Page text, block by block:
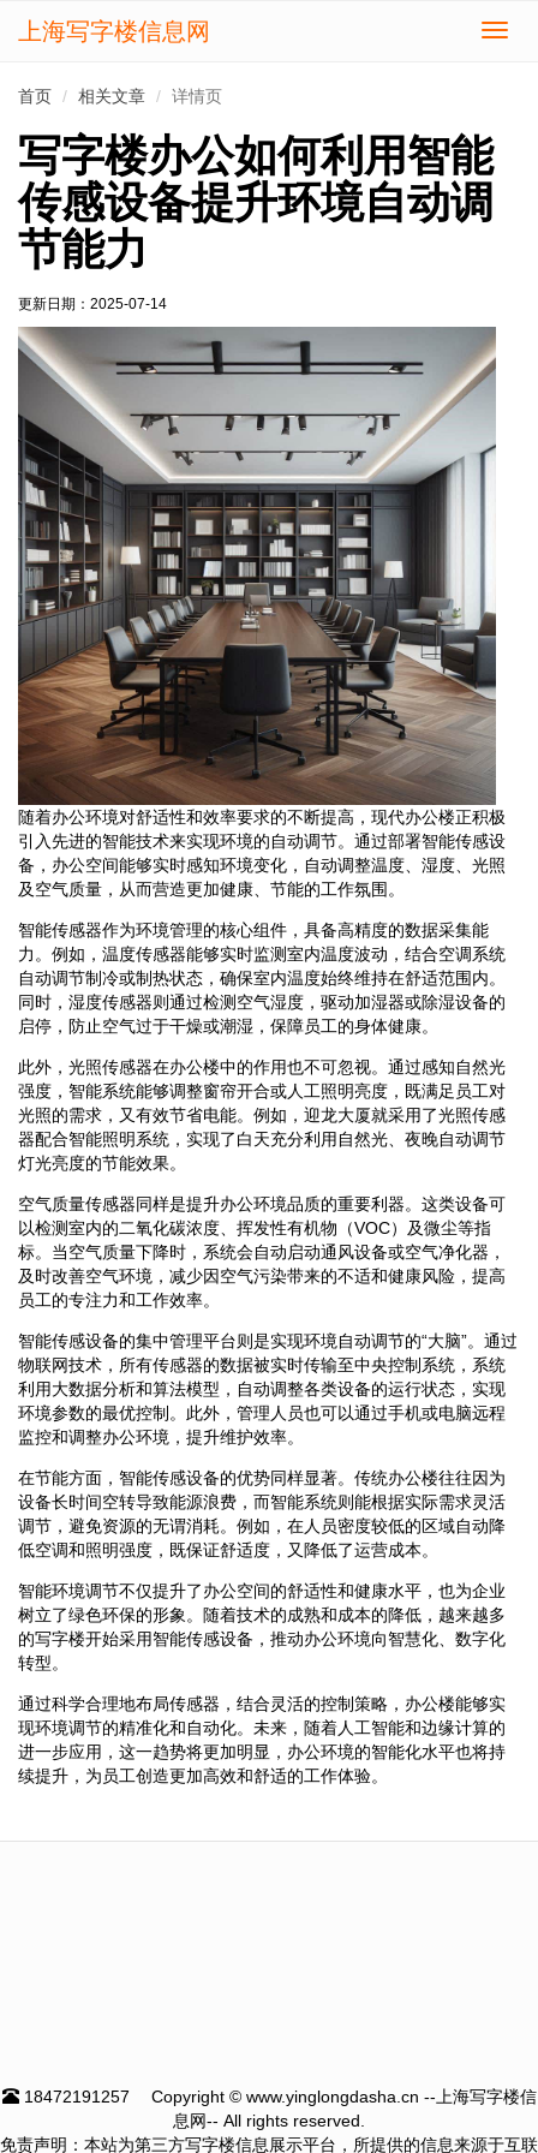
切
上海写字楼信息网
首页 相关文章 详情页
写字楼办公如何利用智能
传感设备提升环境自动调
节能力
更新日期： 2025-07-14
随着办公环境对舒适性和效率要求的不断提高，现代办公楼正积极
引入先进的智能技术来实现环境的自动调节。通过部署智能传感设
备，办公空间能够实时感知环境变化，自动调整温度、湿度、光照
及空气质量，从而营造更加健康、节能的工作氛围。
智能传感器作为环境管理的核心组件，具备高精度的数据采集能
力。例如，温度传感器能够实时监测室内温度波动，结合空调系统
自动调节制冷或制热状态，确保室内温度始终维持在舒适范围内。
同时，湿度传感器则通过检测空气湿度，驱动加湿器或除湿设备的
启停，防止空气过于干燥或潮湿，保障员工的身体健康。
此外，光照传感器在办公楼中的作用也不可忽视。通过感知自然光
强度，智能系统能够调整窗帘开合或人工照明亮度，既满足员工对
光照的需求，又有效节省电能。例如，迎龙大厦就采用了光照传感
器配合智能照明系统，实现了白天充分利用自然光、夜晚自动调节
灯光亮度的节能效果。
空气质量传感器同样是提升办公环境品质的重要利器。这类设备可
以检测室内的二氧化碳浓度、挥发性有机物（VOC）及微尘等指
标。当空气质量下降时，系统会自动启动通风设备或空气净化器，
及时改善空气环境，减少因空气污染带来的不适和健康风险，提高
员工的专注力和工作效率。
智能传感设备的集中管理平台则是实现环境自动调节的“大脑”。通过
物联网技术，所有传感器的数据被实时传输至中央控制系统，系统
利用大数据分析和算法模型，自动调整各类设备的运行状态，实现
环境参数的最优控制。此外，管理人员也可以通过手机或电脑远程
监控和调整办公环境，提升维护效率。
在节能方面，智能传感设备的优势同样显著。传统办公楼往往因为
设备长时间空转导致能源浪费，而智能系统则能根据实际需求灵活
调节，避免资源的无谓消耗。例如，在人员密度较低的区域自动降
低空调和照明强度，既保证舒适度，又降低了运营成本。
智能环境调节不仅提升了办公空间的舒适性和健康水平，也为企业
树立了绿色环保的形象。随着技术的成熟和成本的降低，越来越多
的写字楼开始采用智能传感设备，推动办公环境向智慧化、数字化
转型。
通过科学合理地布局传感器，结合灵活的控制策略，办公楼能够实
现环境调节的精准化和自动化。未来，随着人工智能和边缘计算的
进一步应用，这一趋势将更加明显，办公环境的智能化水平也将持
续提升，为员工创造更加高效和舒适的工作体验。
18472191257
Copyright © www.yinglongdasha.cn --上海写字楼信
息网-- All rights reserved.
免责声明：本站为第三方写字楼信息展示平台，所提供的信息来源于互联